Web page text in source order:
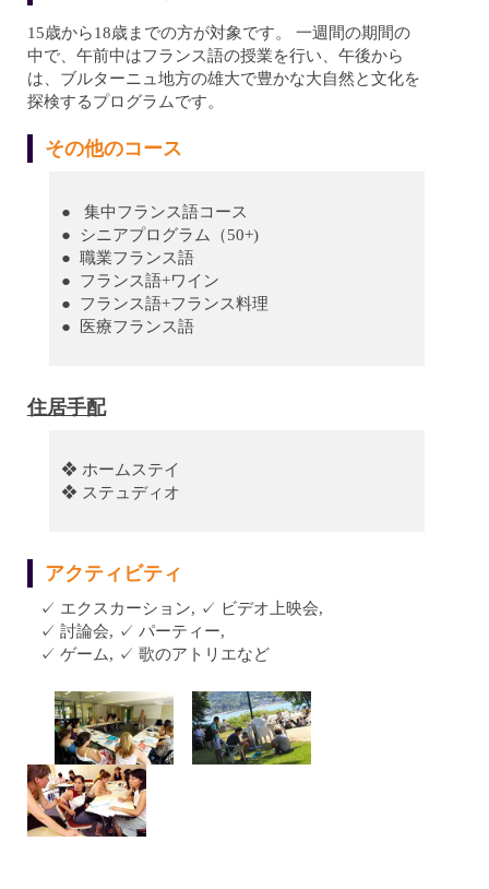
15歳から18歳までの方が対象です。 一週間の期間の
中で、午前中はフランス語の授業を行い、午後から
は、ブルターニュ地方の雄大で豊かな大自然と文化を
探検するプログラムです。
その他のコース
● 集中フランス語コース
● シニアプログラム（50+)
● 職業フランス語
● フランス語+ワイン
● フランス語+フランス料理
● 医療フランス語
住居手配
❖ ホームステイ
❖ ステュディオ
アクティビティ
✓ エクスカーション, ✓ ビデオ上映会,
✓ 討論会, ✓ パーティー,
✓ ゲーム, ✓ 歌のアトリエなど